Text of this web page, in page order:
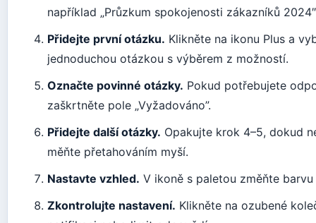
například „Průzkum spokojenosti zákazníků
Přidejte první otázku. Klikněte na ikonu Plus a
jednoduchou otázkou s výběrem z možností.
Označte povinné otázky. Pokud potřebujete
zaškrtněte pole „Vyžadováno”.
Přidejte další otázky. Opakujte krok 4–5, dokud
měňte přetahováním myší.
Nastavte vzhled. V ikoně s paletou změňte
Zkontrolujte nastavení. Klikněte na ozubené